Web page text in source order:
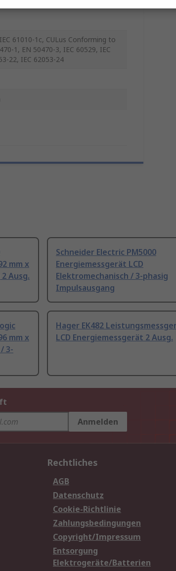
61010-1c, CULus Conforming to
1, EN 50470-3, IEC 60529, IEC
22, IEC 62053-24
mm x
Ausg.
Schneider Electric PM5000
Energiemessgerät LCD
Elektromechanisch / 3-phasig
Impulsausgang
mm x
3-
Hager EK482
LCD Energiemessgerät 2 Ausg.
Anmelden
Rechtliches
AGB
Datenschutz
Cookie-Richtlinie
Zahlungsbedingungen
Copyright/Impressum
Entsorgung
Elektrogeräte/Batterien